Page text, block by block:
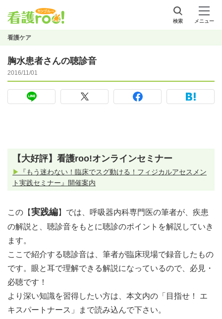
検索 メニュー
看護ケア
胸水患者さんの聴診音
2016/11/01
【大好評】看護roo!オンラインセミナー
▶
『もう迷わない！臨床でスグ動ける！フィジカルアセスメン
ト実践セミナー』開催案内
この【実践編】では、呼吸器内科専門医の筆者が、疾患
の解説と、聴診音をもとに聴診のポイントを解説していき
ます。
ここで紹介する聴診音は、筆者が臨床現場で録音したもの
です。眼と耳で理解できる解説になっているので、必見・
必聴です！
より深い知識を習得したい方は、本文内の「目指せ！ エ
キスパートナース」まで読み込んで下さい。